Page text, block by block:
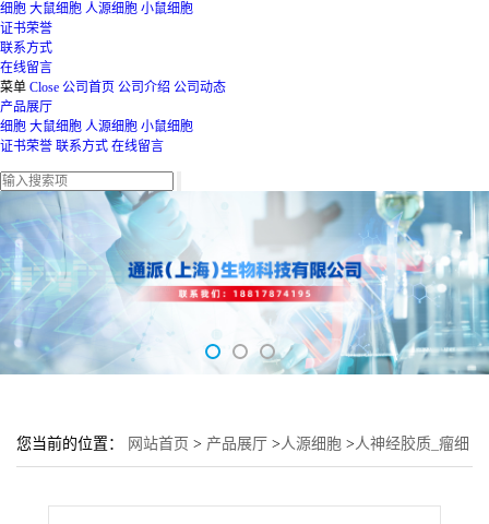
细胞 大鼠细胞 人源细胞 小鼠细胞
证书荣誉
联系方式
在线留言
菜单 Close 公司首页 公司介绍 公司动态
产品展厅
细胞 大鼠细胞 人源细胞 小鼠细胞
证书荣誉 联系方式 在线留言
您当前的位置： 网站首页 > 产品展厅 >人源细胞 >人神经胶质_瘤细